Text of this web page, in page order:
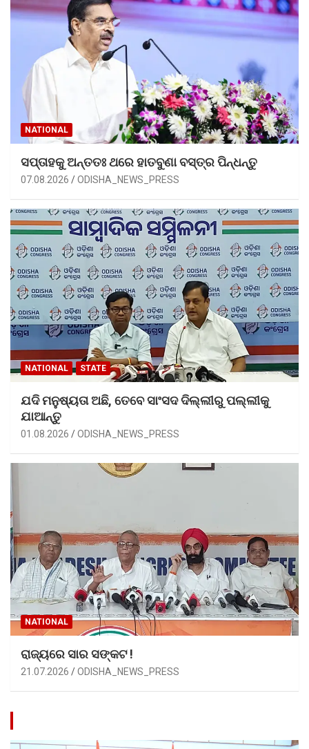
NATIONAL
ସପ୍ତାହକୁ ଅନ୍ତତଃ ଥରେ ହାତବୁଣା ବସ୍ତ୍ର ପିନ୍ଧନ୍ତୁ
07.08.2026 ODISHA_NEWS_PRESS
NATIONAL STATE
ଯଦି ମନୁଷ୍ୟତା ଅଛି, ତେବେ ସାଂସଦ ଦିଲ୍ଲୀରୁ ପଲ୍ଲୀକୁ
ଯାଆନ୍ତୁ
01.08.2026 ODISHA_NEWS_PRESS
NATIONAL
ରାଜ୍ୟରେ ସାର ସଙ୍କଟ !
21.07.2026 ODISHA_NEWS_PRESS